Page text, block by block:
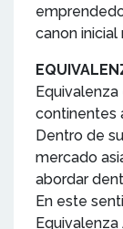
canon inicial
continentes
Dentro de
mercado
abordar
En este